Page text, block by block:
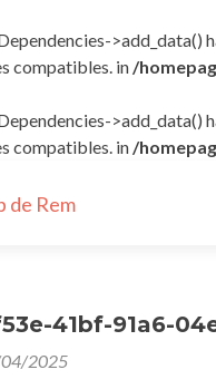
>add_data()
compatibles. in /
>add_data()
compatibles. in /
41bf-91a6-
2025